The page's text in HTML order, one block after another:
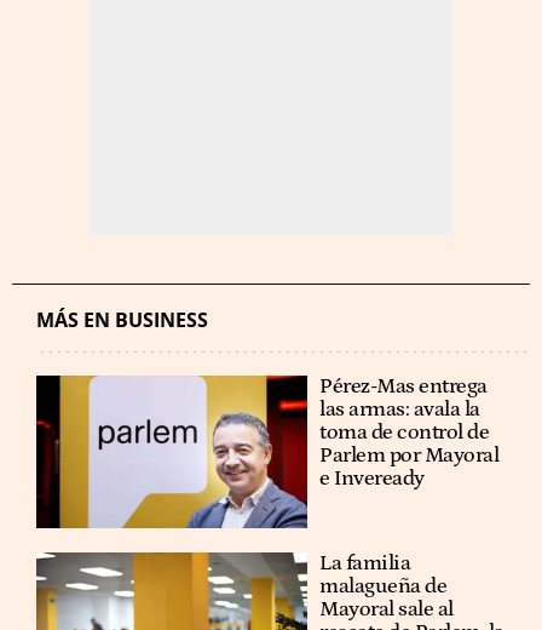
MÁS EN BUSINESS
Pérez-Mas entrega
las armas: avala la
toma de control de
Parlem por Mayoral
e Inveready
La familia
malagueña de
Mayoral sale al